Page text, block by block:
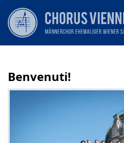
Benvenuti!